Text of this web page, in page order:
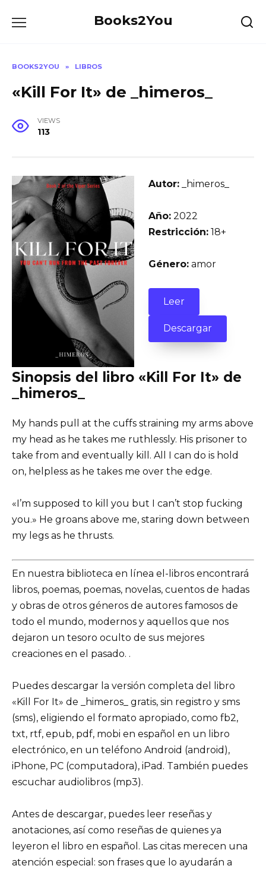
Books2You
BOOKS2YOU » LIBROS
«Kill For It» de _himeros_
VIEWS
113
Autor: _himeros_
Año: 2022
Restricción: 18+
Género: amor
Leer
Descargar
Sinopsis del libro «Kill For It» de
_himeros_
My hands pull at the cuffs straining my arms above
my head as he takes me ruthlessly. His prisoner to
take from and eventually kill. All I can do is hold
on, helpless as he takes me over the edge.
«I’m supposed to kill you but I can’t stop fucking
you.» He groans above me, staring down between
my legs as he thrusts.
En nuestra biblioteca en línea el-libros encontrará
libros, poemas, poemas, novelas, cuentos de hadas
y obras de otros géneros de autores famosos de
todo el mundo, modernos y aquellos que nos
dejaron un tesoro oculto de sus mejores
creaciones en el pasado. .
Puedes descargar la versión completa del libro
«Kill For It» de _himeros_ gratis, sin registro y sms
(sms), eligiendo el formato apropiado, como fb2,
txt, rtf, epub, pdf, mobi en español en un libro
electrónico, en un teléfono Android (android),
iPhone, PC (computadora), iPad. También puedes
escuchar audiolibros (mp3).
Antes de descargar, puedes leer reseñas y
anotaciones, así como reseñas de quienes ya
leyeron el libro en español. Las citas merecen una
atención especial: son frases que lo ayudarán a